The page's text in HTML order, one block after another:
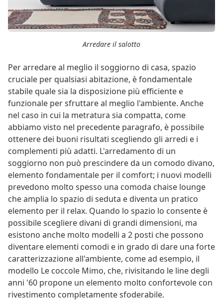
Arredare il salotto
Per arredare al meglio il soggiorno di casa, spazio
cruciale per qualsiasi abitazione, è fondamentale
stabile quale sia la disposizione più efficiente e
funzionale per sfruttare al meglio l'ambiente. Anche
nel caso in cui la metratura sia compatta, come
abbiamo visto nel precedente paragrafo, è possibile
ottenere dei buoni risultati scegliendo gli arredi e i
complementi più adatti. L'arredamento di un
soggiorno non può prescindere da un comodo divano,
elemento fondamentale per il comfort; i nuovi modelli
prevedono molto spesso una comoda chaise lounge
che amplia lo spazio di seduta e diventa un pratico
elemento per il relax. Quando lo spazio lo consente è
possibile scegliere divani di grandi dimensioni, ma
esistono anche molto modelli a 2 posti che possono
diventare elementi comodi e in grado di dare una forte
caratterizzazione all'ambiente, come ad esempio, il
modello Le coccole Mimo, che, rivisitando le line degli
anni '60 propone un elemento molto confortevole con
rivestimento completamente sfoderabile.